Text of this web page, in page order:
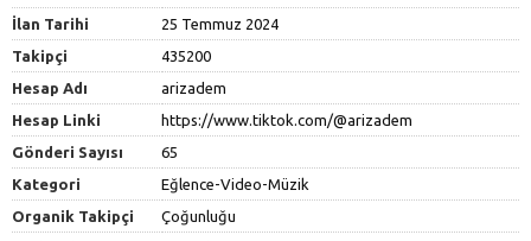
İlan Tarihi
25 Temmuz 2024
Takipçi
435200
Hesap Adı
arizadem
Hesap Linki
https://www.tiktok.com/@arizadem
Gönderi Sayısı
65
Kategori
Eğlence-Video-Müzik
Organik Takipçi
Çoğunluğu